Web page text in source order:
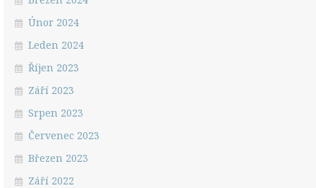
Únor 2024
Leden 2024
Říjen 2023
Září 2023
Srpen 2023
Červenec 2023
Březen 2023
Září 2022